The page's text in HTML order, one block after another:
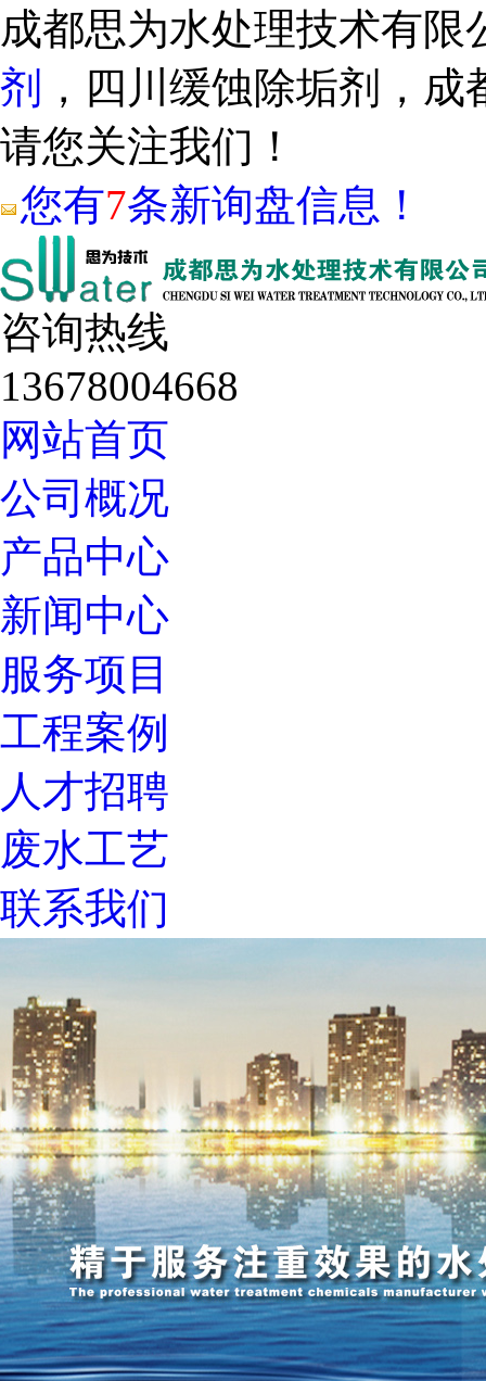
成都思为水处理技术有限
剂
，四川缓蚀除垢剂，
请您关注我们！
您有7条新询盘信息！
咨询热线
13678004668
网站首页
公司概况
产品中心
新闻中心
服务项目
工程案例
人才招聘
废水工艺
联系我们